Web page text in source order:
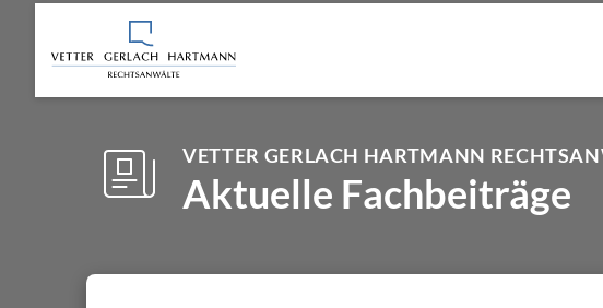
VETTER GERLACH HARTMANN
Aktuelle Fachbeiträge